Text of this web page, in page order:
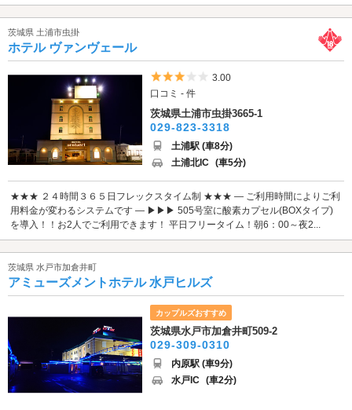
茨城県 土浦市虫掛
ホテル ヴァンヴェール
5つ星のうち3
3.00
口コミ - 件
茨城県土浦市虫掛3665-1
029-823-3318
土浦駅 (車8分)
土浦北IC (車5分)
★★★ ２４時間３６５日フレックスタイム制 ★★★ ― ご利用時間によりご利
用料金が変わるシステムです ― ▶▶▶ 505号室に酸素カプセル(BOXタイプ)
を導入！！お2人でご利用できます！ 平日フリータイム！朝6：00～夜2...
茨城県 水戸市加倉井町
アミューズメントホテル 水戸ヒルズ
カップルズおすすめ
茨城県水戸市加倉井町509-2
029-309-0310
内原駅 (車9分)
水戸IC (車2分)